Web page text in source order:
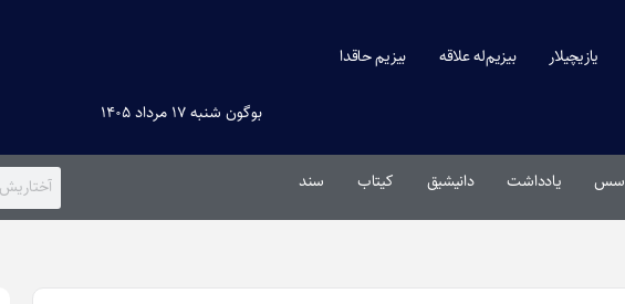
یازیچیلار بیزیم‌له علاقه بیزیم حاقدا
بوگون شنبه ۱۷ مرداد ۱۴۰۵
سس یادداشت دانیشیق کیتاب سند